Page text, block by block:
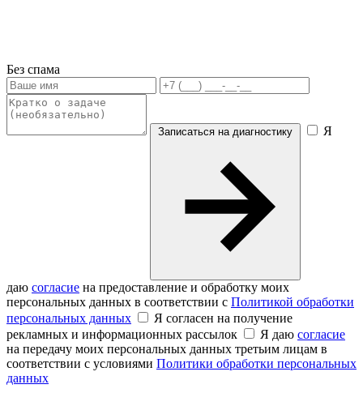
Без спама
Записаться на диагностику Я
даю согласие на предоставление и обработку моих
персональных данных в соответствии с Политикой обработки
персональных данных
Я согласен на получение
рекламных и информационных рассылок
Я даю согласие
на передачу моих персональных данных третьим лицам в
соответствии с условиями Политики обработки персональных
данных